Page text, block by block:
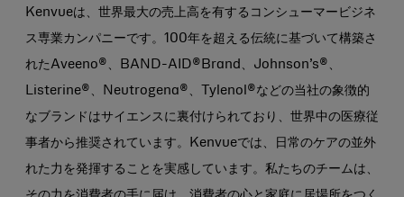
Kenvueは、世界最大の売上高を有するコンシューマービジネ
ス専業カンパニーです。100年を超える伝統に基づいて構築さ
れたAveeno®、BAND-AID®Brand、Johnson’s®、
Listerine®、Neutrogena®、Tylenol®などの当社の象徴的
なブランドはサイエンスに裏付けられており、世界中の医療従
事者から推奨されています。Kenvueでは、日常のケアの並外
れた力を発揮することを実感しています。私たちのチームは、